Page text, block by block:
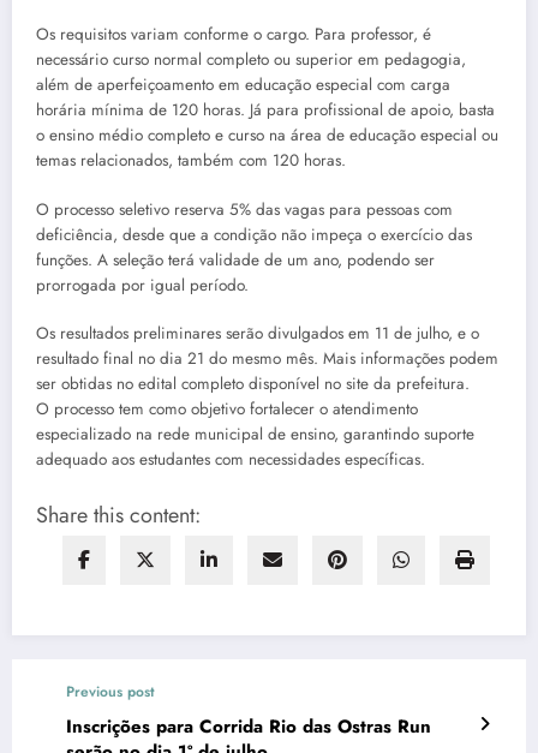
Os requisitos variam conforme o cargo. Para professor, é
necessário curso normal completo ou superior em pedagogia,
além de aperfeiçoamento em educação especial com carga
horária mínima de 120 horas. Já para profissional de apoio, basta
o ensino médio completo e curso na área de educação especial ou
temas relacionados, também com 120 horas.
O processo seletivo reserva 5% das vagas para pessoas com
deficiência, desde que a condição não impeça o exercício das
funções. A seleção terá validade de um ano, podendo ser
prorrogada por igual período.
Os resultados preliminares serão divulgados em 11 de julho, e o
resultado final no dia 21 do mesmo mês. Mais informações podem
ser obtidas no edital completo disponível no site da prefeitura.
O processo tem como objetivo fortalecer o atendimento
especializado na rede municipal de ensino, garantindo suporte
adequado aos estudantes com necessidades específicas.
Share this content:
Previous post
Inscrições para Corrida Rio das Ostras Run